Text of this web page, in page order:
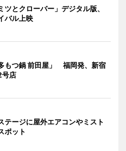
ツとクローバー」デジタル版、
バル上映
もつ鍋 前田屋」 福岡発、新宿
号店
テージに屋外エアコンやミスト
ポット